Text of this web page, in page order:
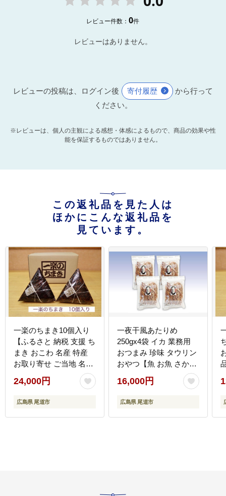
レビュー件数：0件
レビューはありません。
レビューの投稿は、ログイン後 寄付履歴
から行って
ください。
※レビューは、個人の主観による感想・体感によるもので、商品の効果や性
能を保証するものではありません。
この返礼品を見た人は
ほかにこんな返礼品を
見ています。
一楽のちまき10個入り
【ふるさと 納税 支援 ち
まき おこわ 名産 特産
お取り寄せ ご当地 名産
品 特産品 支援品 尾道
市】
24,000円
広島県 尾道市
一夜干風あたりめ
250gx4袋 イカ 業務用
おつまみ 珍味 タウリン
おやつ【魚 お魚 さかな
食品 人気 おすすめ 尾道
市】
16,000円
広島県 尾道市